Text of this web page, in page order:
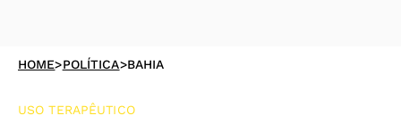
HOME>POLÍTICA>BAHIA
USO TERAPÊUTICO